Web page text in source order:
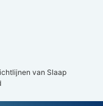
van Slaap